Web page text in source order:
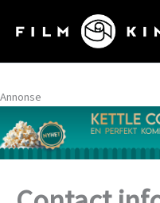
rett
innholdet
Annonse